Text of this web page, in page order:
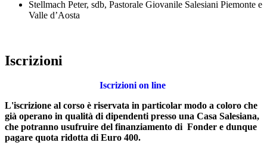
Stellmach Peter, sdb, Pastorale Giovanile Salesiani Piemonte e
Valle d’Aosta
Iscrizioni
Iscrizioni on line
L'iscrizione al corso è riservata in particolar modo a coloro che
già operano in qualità di dipendenti presso una Casa Salesiana,
che potranno usufruire del finanziamento di Fonder e dunque
pagare quota ridotta di Euro 400.